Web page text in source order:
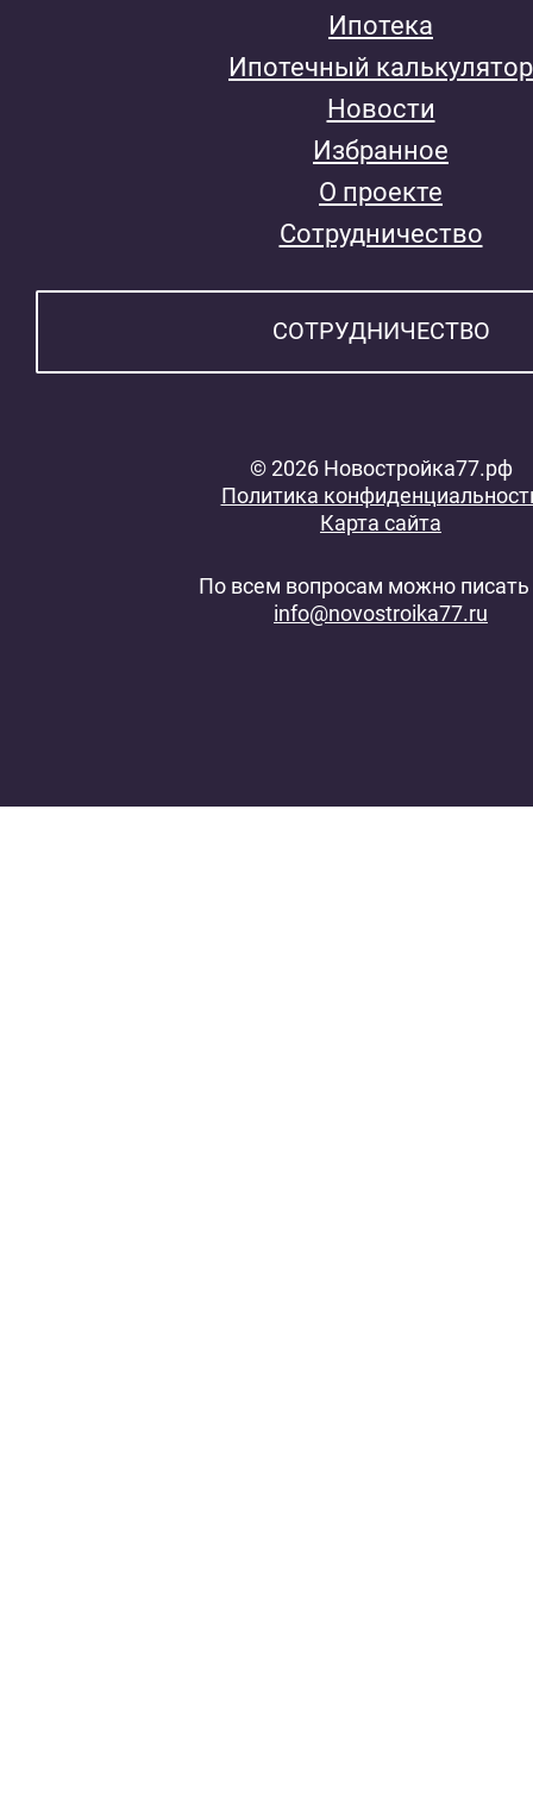
Ипотека
Ипотечный калькулятор
Новости
Избранное
О проекте
Сотрудничество
СОТРУДНИЧЕСТВО
© 2026 Новостройка77.рф
Политика
Карта сайта
По всем вопросам можно писать
info@novostroika77.ru